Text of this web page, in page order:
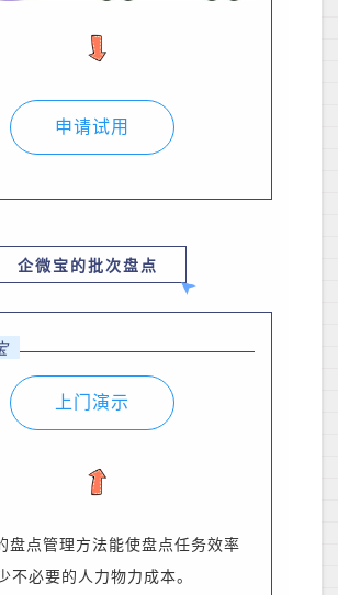
申请试用
企微宝的批次盘点
上门演示
盘点管理方法能使盘点任务效率
不必要的人力物力成本。